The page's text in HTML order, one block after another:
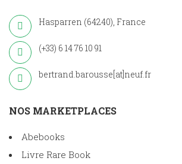
Hasparren (64240), France
(+33) 6 14 76 10 91
bertrand.barousse[at]neuf.fr
NOS MARKETPLACES
Abebooks
Livre Rare Book